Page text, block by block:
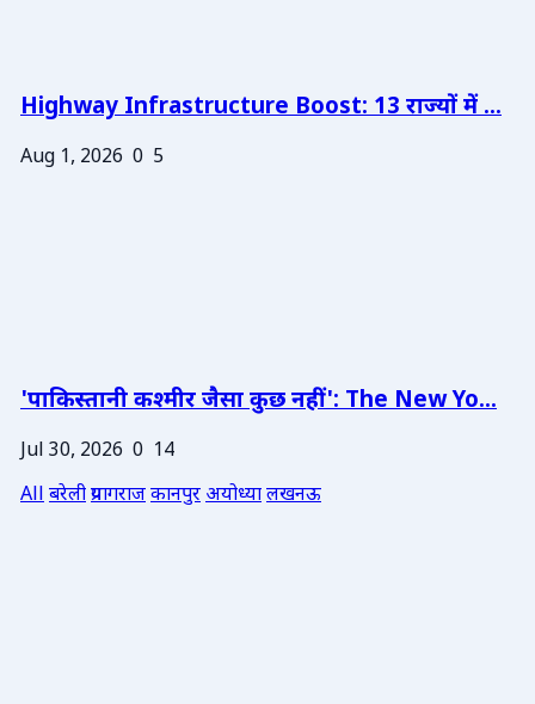
Highway Infrastructure Boost: 13 राज्यों में ...
Aug 1, 2026 0 5
'पाकिस्तानी कश्मीर जैसा कुछ नहीं': The New Yo...
Jul 30, 2026 0 14
Allबरेलीप्रयागराजकानपुरअयोध्यालखनऊ